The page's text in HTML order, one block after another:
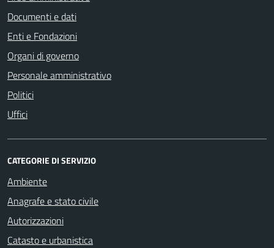
Documenti e dati
Enti e Fondazioni
Organi di governo
Personale amministrativo
Politici
Uffici
CATEGORIE DI SERVIZIO
Ambiente
Anagrafe e stato civile
Autorizzazioni
Catasto e urbanistica